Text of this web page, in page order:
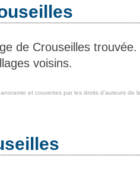
de Crouseilles
voisins.
et couvertes par les droits d'auteurs de